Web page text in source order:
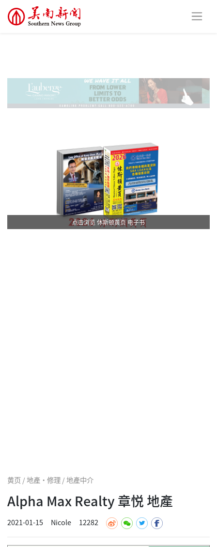
点击浏览 休斯顿黄页 电子书
黄页 / 地產·修理 / 地產中介
Alpha Max Realty 章悦 地產
2021-01-15 Nicole 12282